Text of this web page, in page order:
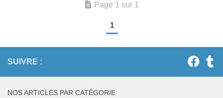
Page 1 sur 1
1
SUIVRE :
NOS ARTICLES PAR CATÉGORIE